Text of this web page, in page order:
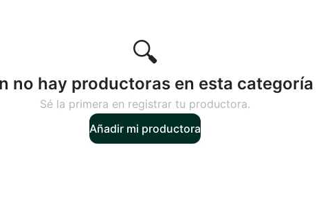
🔍
no hay productoras en esta categoría
Sé la primera en registrar tu productora.
Añadir mi productora